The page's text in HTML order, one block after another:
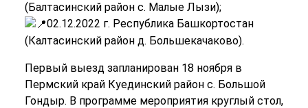
(Балтасинский район с. Малые Лызи);
02.12.2022 г. Республика Башкортостан
(Калтасинский район д. Большекачаково).
Первый выезд запланирован 18 ноября в
Пермский край Куединский район с. Большой
Гондыр. В программе мероприятия круглый стол,